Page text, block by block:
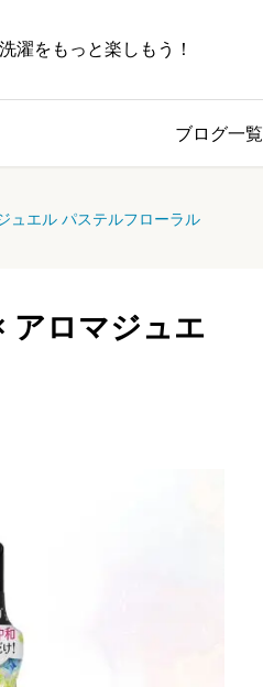
濯をもっと楽しもう！
ブログ一覧
ュエル パステルフローラル
アロマジュエ